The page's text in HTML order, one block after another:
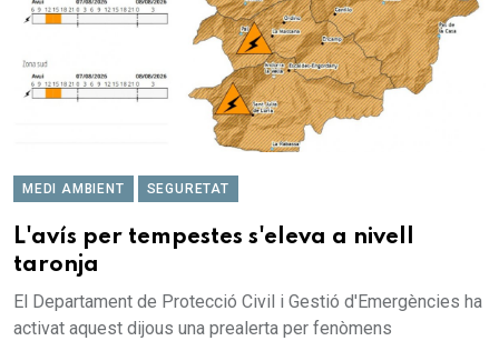
MEDI AMBIENT SEGURETAT
L'avís per tempestes s'eleva a nivell
taronja
El Departament de Protecció Civil i Gestió d'Emergències ha
activat aquest dijous una prealerta per fenòmens